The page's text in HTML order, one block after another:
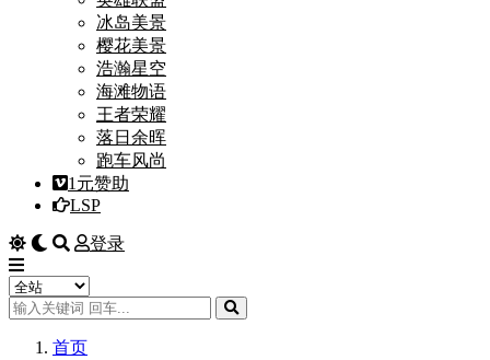
冰岛美景
樱花美景
浩瀚星空
海滩物语
王者荣耀
落日余晖
跑车风尚
1元赞助
LSP
登录
首页